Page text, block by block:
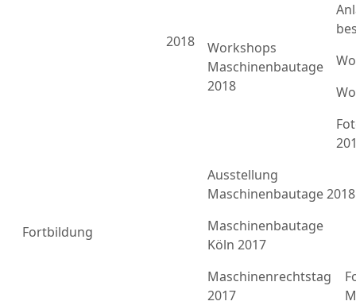
Fortbildung
2018
Workshops
Maschinenbautage
2018
Ausstellung
Maschinenbautage 2018
Maschinenbautage
Köln 2017
Maschinenrechtstag
2017